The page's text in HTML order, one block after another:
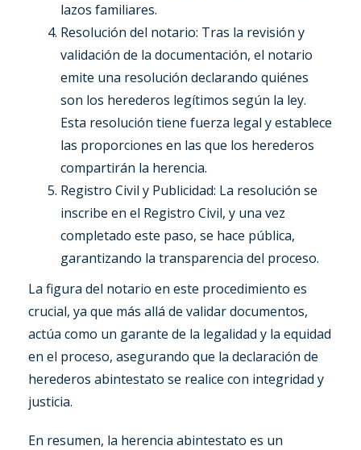
lazos familiares.
Resolución del notario: Tras la revisión y
validación de la documentación, el notario
emite una resolución declarando quiénes
son los herederos legítimos según la ley.
Esta resolución tiene fuerza legal y establece
las proporciones en las que los herederos
compartirán la herencia.
Registro Civil y Publicidad: La resolución se
inscribe en el Registro Civil, y una vez
completado este paso, se hace pública,
garantizando la transparencia del proceso.
La figura del notario en este procedimiento es
crucial, ya que más allá de validar documentos,
actúa como un garante de la legalidad y la equidad
en el proceso, asegurando que la declaración de
herederos abintestato se realice con integridad y
justicia.
En resumen, la herencia abintestato es un